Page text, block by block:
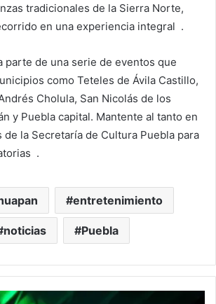
tradicionales de la Sierra Norte,
en una experiencia integral .
parte de una serie de eventos que
como Teteles de Ávila Castillo,
Cholula, San Nicolás de los
y Puebla capital. Mantente al tanto en
de la Secretaría de Cultura Puebla para
.
entretenimiento
noticias Puebla